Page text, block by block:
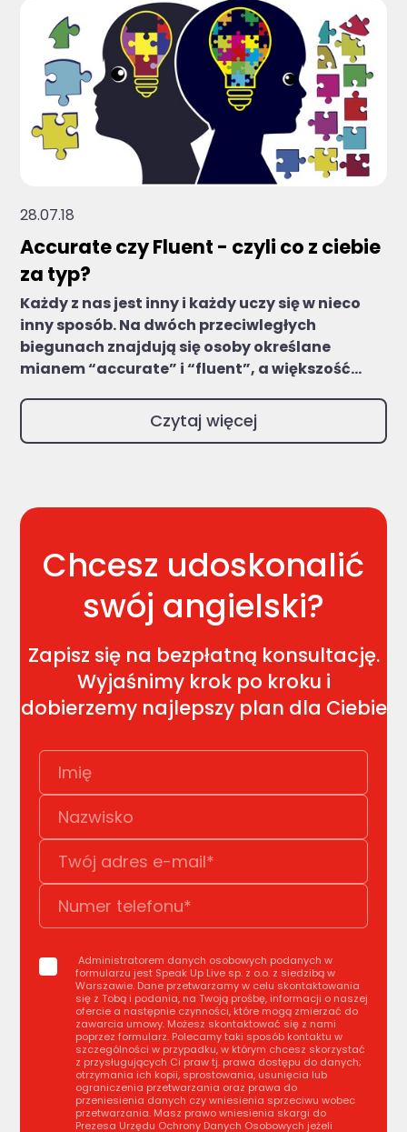
28.07.18
Accurate czy Fluent - czyli co z ciebie
za typ?
Każdy z nas jest inny i każdy uczy się w nieco
inny sposób. Na dwóch przeciwległych
biegunach znajdują się osoby określane
mianem “accurate” i “fluent”, a większość...
Czytaj więcej
Chcesz udoskonalić
swój angielski?
Zapisz się na bezpłatną konsultację.
Wyjaśnimy krok po kroku i
dobierzemy najlepszy plan dla Ciebie
Administratorem danych osobowych podanych w
formularzu jest Speak Up Live sp. z o.o. z siedzibą w
Warszawie. Dane przetwarzamy w celu skontaktowania
się z Tobą i podania, na Twoją prośbę, informacji o naszej
ofercie a następnie czynności, które mogą zmierzać do
zawarcia umowy. Możesz skontaktować się z nami
poprzez formularz. Polecamy taki sposób kontaktu w
szczególności w przypadku, w którym chcesz skorzystać
z przysługujących Ci praw tj. prawa dostępu do danych;
otrzymania ich kopii, sprostowania, usunięcia lub
ograniczenia przetwarzania oraz prawa do
przeniesienia danych czy wniesienia sprzeciwu wobec
przetwarzania. Masz prawo wniesienia skargi do
Prezesa Urzędu Ochrony Danych Osobowych jeżeli